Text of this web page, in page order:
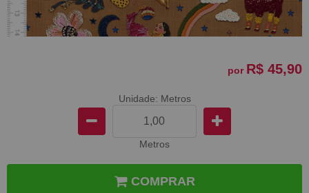
por R$ 45,90
Unidade: Metros
Metros
COMPRAR